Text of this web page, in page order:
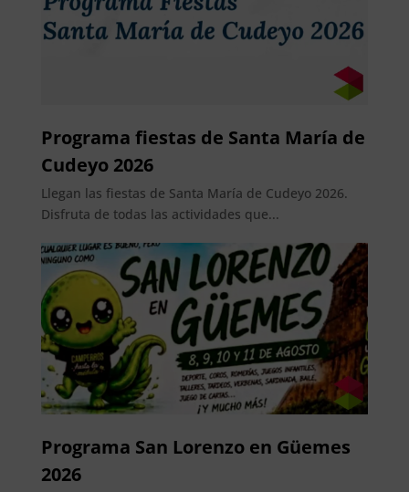
Programa fiestas de Santa María de
Cudeyo 2026
Llegan las fiestas de Santa María de Cudeyo 2026.
Disfruta de todas las actividades que...
Programa San Lorenzo en Güemes
2026